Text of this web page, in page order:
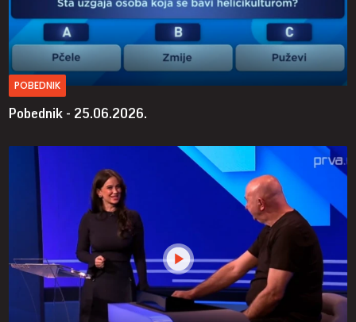
POBEDNIK
Pobednik - 25.06.2026.